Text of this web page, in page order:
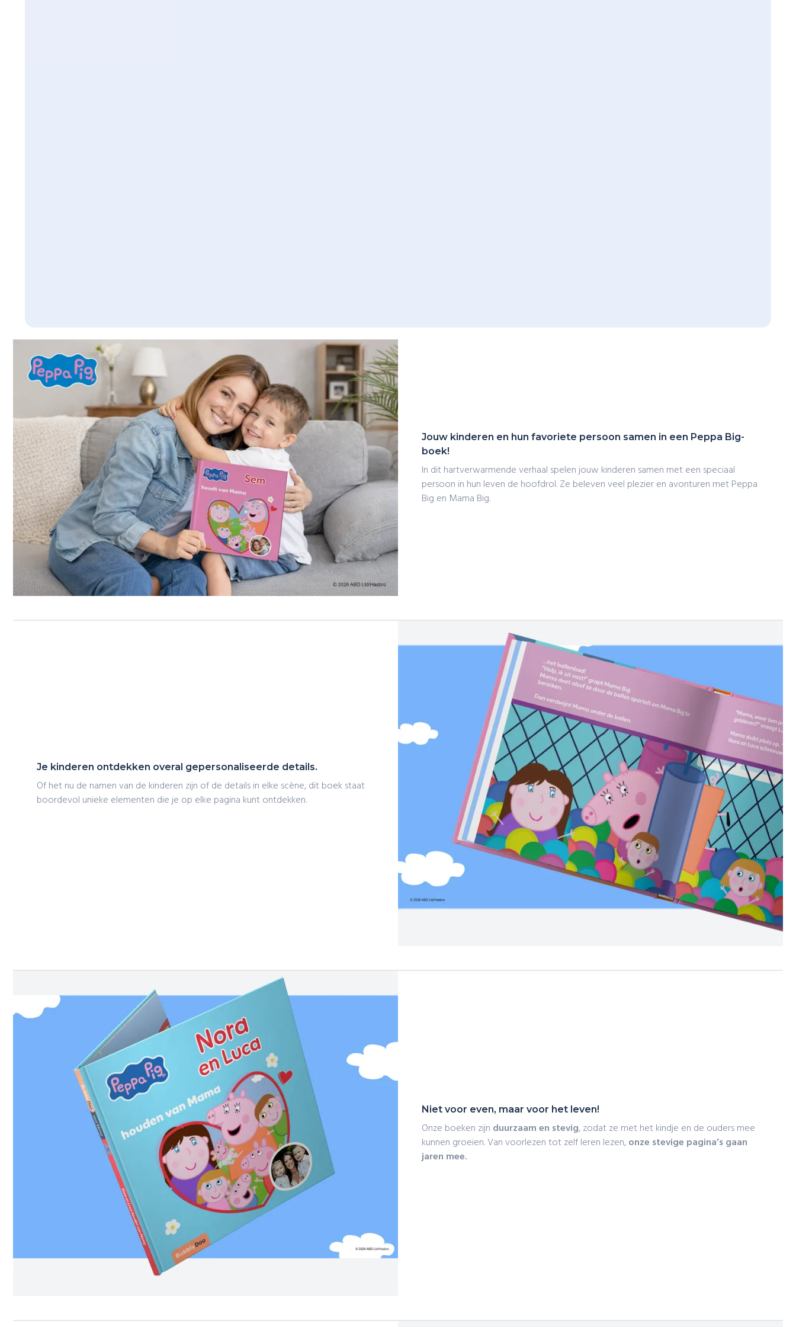
Jouw kinderen en hun favoriete persoon samen in een Peppa Big-
boek!
In dit hartverwarmende verhaal spelen jouw kinderen samen met een speciaal
persoon in hun leven de hoofdrol. Ze beleven veel plezier en avonturen met Peppa
Big en Mama Big.
Je kinderen ontdekken overal gepersonaliseerde details.
Of het nu de namen van de kinderen zijn of de details in elke scène, dit boek staat
boordevol unieke elementen die je op elke pagina kunt ontdekken.
Niet voor even, maar voor het leven!
Onze boeken zijn duurzaam en stevig, zodat ze met het kindje en de ouders mee
kunnen groeien. Van voorlezen tot zelf leren lezen,onze stevige pagina’s gaan
jaren mee.